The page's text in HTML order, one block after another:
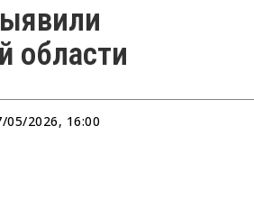
области
05/2026, 16:00